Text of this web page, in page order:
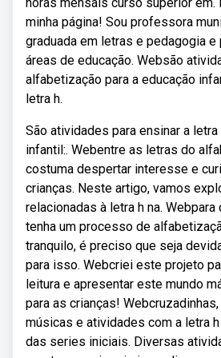
minha página! Sou professora
graduada em letras e pedagogia e
áreas de educação. Websão
alfabetização para a educação
letra h.
São atividades para ensinar a letra
infantil:. Webentre as letras do
costuma despertar interesse e
crianças. Neste artigo, vamos
relacionadas à letra h na. Webpara
tenha um processo de
tranquilo, é preciso que seja
para isso. Webcriei este projeto
leitura e apresentar este mundo
para as crianças!
músicas e atividades com a letra
das series iniciais. Diversas